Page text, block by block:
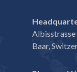
Baar,